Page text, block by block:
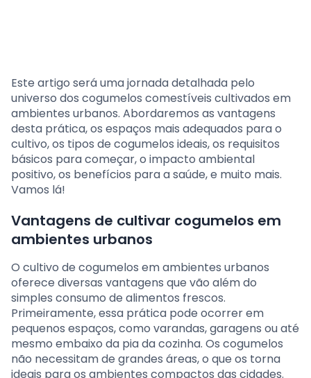
Este artigo será uma jornada detalhada pelo
universo dos cogumelos comestíveis cultivados em
ambientes urbanos. Abordaremos as vantagens
desta prática, os espaços mais adequados para o
cultivo, os tipos de cogumelos ideais, os requisitos
básicos para começar, o impacto ambiental
positivo, os benefícios para a saúde, e muito mais.
Vamos lá!
Vantagens de cultivar cogumelos em
ambientes urbanos
O cultivo de cogumelos em ambientes urbanos
oferece diversas vantagens que vão além do
simples consumo de alimentos frescos.
Primeiramente, essa prática pode ocorrer em
pequenos espaços, como varandas, garagens ou até
mesmo embaixo da pia da cozinha. Os cogumelos
não necessitam de grandes áreas, o que os torna
ideais para os ambientes compactos das cidades.